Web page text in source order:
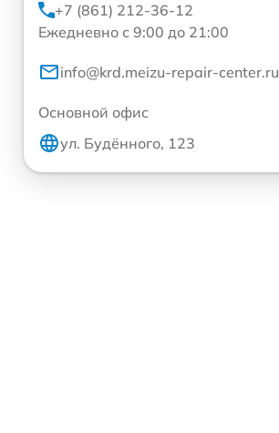
+7 (861) 212-36-12
Ежедневно с 9:00 до 21:00
info@krd.meizu-repair-center.ru
Основной офис
ул. Будённого, 123